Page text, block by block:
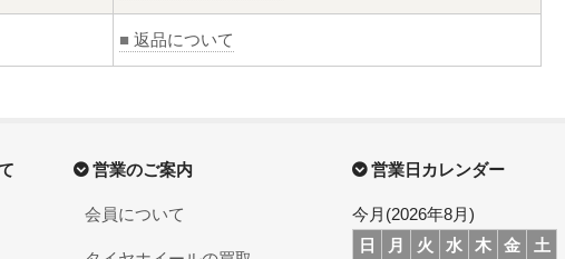
■ 返品について
営業のご案内
会員について
営業日カレンダー
今月(2026年8月)
日
月 火 水 木 金 土